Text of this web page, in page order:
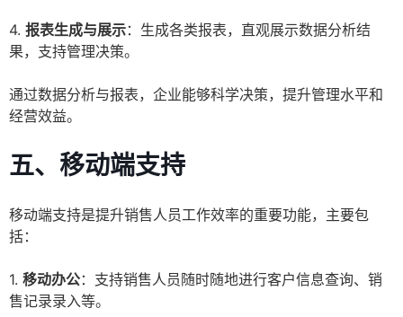
4. 报表生成与展示：生成各类报表，直观展示数据分析结
果，支持管理决策。
通过数据分析与报表，企业能够科学决策，提升管理水平和
经营效益。
五、移动端支持
移动端支持是提升销售人员工作效率的重要功能，主要包
括：
1. 移动办公：支持销售人员随时随地进行客户信息查询、销
售记录录入等。